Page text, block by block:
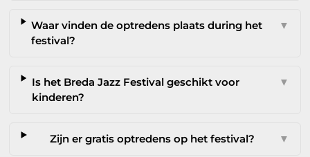
Waar vinden de optredens plaats during het
festival?
▼
Is het Breda Jazz Festival geschikt voor
kinderen?
▼
Zijn er gratis optredens op het festival? ▼